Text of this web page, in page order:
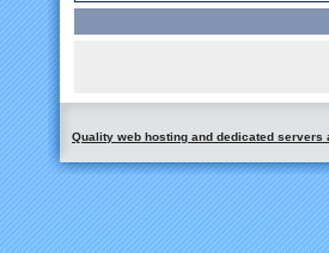
Quality web hosting and dedicated servers